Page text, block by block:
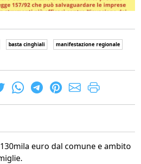
basta cinghiali
manifestazione regionale
euro dal comune e ambito